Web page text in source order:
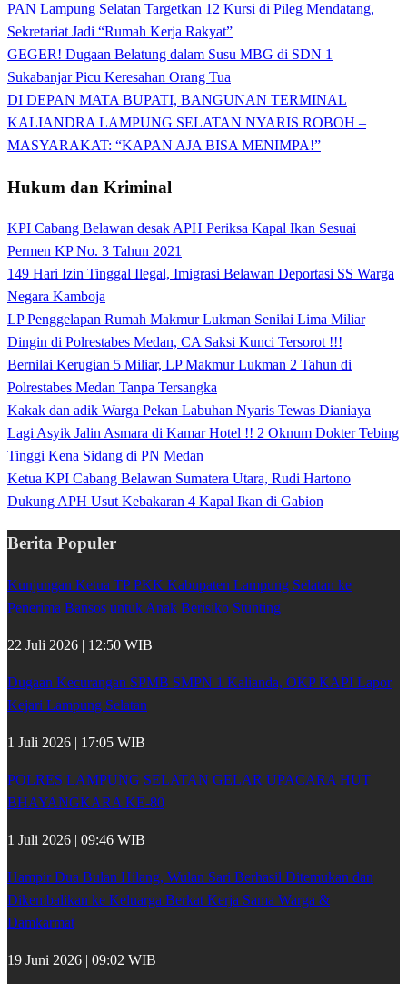
PAN Lampung Selatan Targetkan 12 Kursi di Pileg Mendatang,
Sekretariat Jadi “Rumah Kerja Rakyat”
GEGER! Dugaan Belatung dalam Susu MBG di SDN 1
Sukabanjar Picu Keresahan Orang Tua
DI DEPAN MATA BUPATI, BANGUNAN TERMINAL
KALIANDRA LAMPUNG SELATAN NYARIS ROBOH –
MASYARAKAT: “KAPAN AJA BISA MENIMPA!”
Hukum dan Kriminal
KPI Cabang Belawan desak APH Periksa Kapal Ikan Sesuai
Permen KP No. 3 Tahun 2021
149 Hari Izin Tinggal Ilegal, Imigrasi Belawan Deportasi SS Warga
Negara Kamboja
LP Penggelapan Rumah Makmur Lukman Senilai Lima Miliar
Dingin di Polrestabes Medan, CA Saksi Kunci Tersorot !!!
Bernilai Kerugian 5 Miliar, LP Makmur Lukman 2 Tahun di
Polrestabes Medan Tanpa Tersangka
Kakak dan adik Warga Pekan Labuhan Nyaris Tewas Dianiaya
Lagi Asyik Jalin Asmara di Kamar Hotel !! 2 Oknum Dokter Tebing
Tinggi Kena Sidang di PN Medan
Ketua KPI Cabang Belawan Sumatera Utara, Rudi Hartono
Dukung APH Usut Kebakaran 4 Kapal Ikan di Gabion
Berita Populer
Kunjungan Ketua TP PKK Kabupaten Lampung Selatan ke
Penerima Bansos untuk Anak Berisiko Stunting
22 Juli 2026 | 12:50 WIB
Dugaan Kecurangan SPMB SMPN 1 Kalianda, OKP KAPI Lapor
Kejari Lampung Selatan
1 Juli 2026 | 17:05 WIB
POLRES LAMPUNG SELATAN GELAR UPACARA HUT
BHAYANGKARA KE-80
1 Juli 2026 | 09:46 WIB
Hampir Dua Bulan Hilang, Wulan Sari Berhasil Ditemukan dan
Dikembalikan ke Keluarga Berkat Kerja Sama Warga &
Damkarmat
19 Juni 2026 | 09:02 WIB